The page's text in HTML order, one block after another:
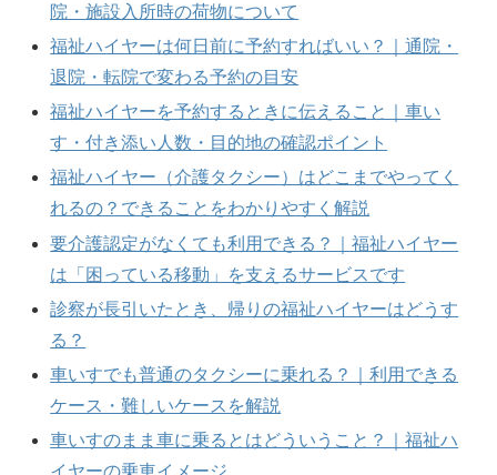
院・施設入所時の荷物について
福祉ハイヤーは何日前に予約すればいい？｜通院・
退院・転院で変わる予約の目安
福祉ハイヤーを予約するときに伝えること｜車い
す・付き添い人数・目的地の確認ポイント
福祉ハイヤー（介護タクシー）はどこまでやってく
れるの？できることをわかりやすく解説
要介護認定がなくても利用できる？｜福祉ハイヤー
は「困っている移動」を支えるサービスです
診察が長引いたとき、帰りの福祉ハイヤーはどうす
る？
車いすでも普通のタクシーに乗れる？｜利用できる
ケース・難しいケースを解説
車いすのまま車に乗るとはどういうこと？｜福祉ハ
イヤーの乗車イメージ